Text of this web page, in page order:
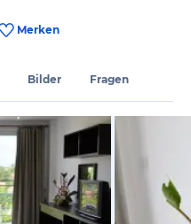
Merken
Bilder Fragen